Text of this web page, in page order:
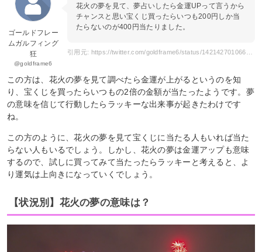
ゴールドフレー
ムガルフィング
狂
@goldframe6
花火の夢を見て、夢占いしたら金運UPって言うから
チャンスと思い宝くじ買ったらいつも200円しか当
たらないのが400円当たりました。
この方は、花火の夢を見て調べたら金運が上がるというのを知
り、宝くじを買ったらいつもの2倍の金額が当たったようです。夢
の意味を信じて行動したらラッキーな出来事が起きたわけです
ね。
この方のように、花火の夢を見て宝くじに当たる人もいれば当た
らない人もいるでしょう。しかし、花火の夢は金運アップも意味
するので、試しに買ってみて当たったらラッキーと考えると、よ
り運気は上向きになっていくでしょう。
【状況別】花火の夢の意味は？